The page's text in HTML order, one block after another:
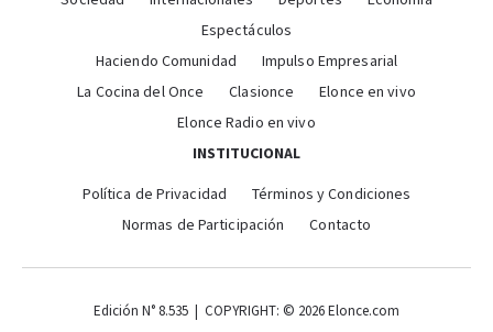
Espectáculos
Haciendo Comunidad
Impulso Empresarial
La Cocina del Once
Clasionce
Elonce en vivo
Elonce Radio en vivo
INSTITUCIONAL
Política de Privacidad
Términos y Condiciones
Normas de Participación
Contacto
Edición N° 8.535 | COPYRIGHT: © 2026 Elonce.com